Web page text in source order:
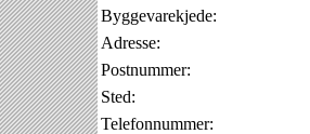
Byggevarekjede:
Adresse:
Postnummer:
Sted:
Telefonnummer: